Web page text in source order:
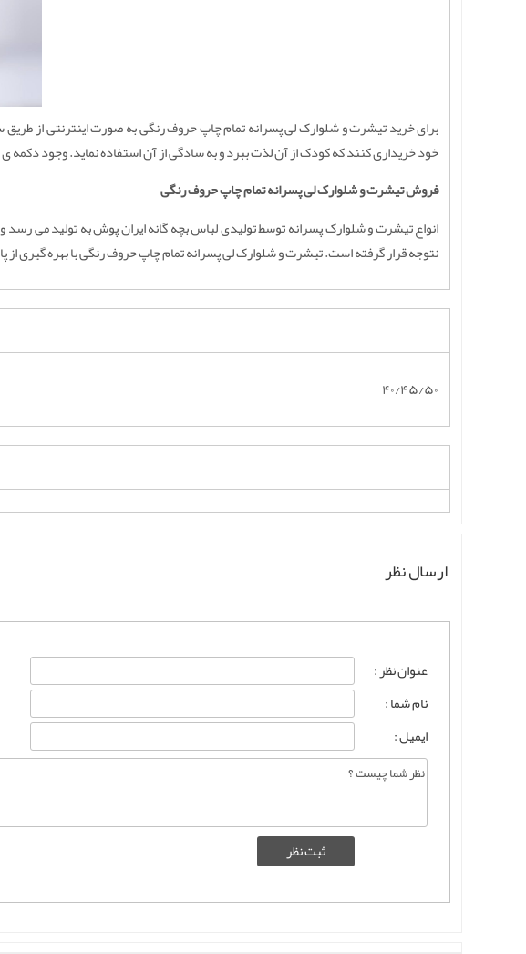
برای خرید تیشرت و شلوارک لی پسرانه تمام چاپ حروف رنگی به صورت اینترنتی از طریق
خود خریداری کنند که کودک از آن لذت ببرد و به سادگی از آن استفاده نماید. وجود
فروش تیشرت و شلوارک لی پسرانه تمام چاپ حروف رنگی
انواع تیشرت و شلوارک پسرانه توسط تولیدی لباس بچه گانه ایران پوش به تولید می
نتوجه قرار گرفته است. تیشرت و شلوارک لی پسرانه تمام چاپ حروف رنگی با بهره گیری
۴۰/۴۵/۵۰
ارسال نظر
عنوان نظر :
نام شما :
ایمیل :